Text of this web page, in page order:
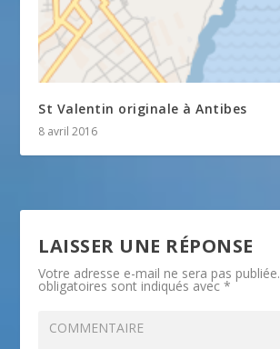
St Valentin originale à Antibes
8 avril 2016
LAISSER UNE RÉPONSE
Votre adresse e-mail ne sera pas publiée.
obligatoires sont indiqués avec*